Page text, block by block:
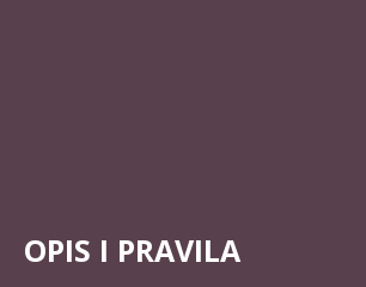
OPIS I PRAVILA